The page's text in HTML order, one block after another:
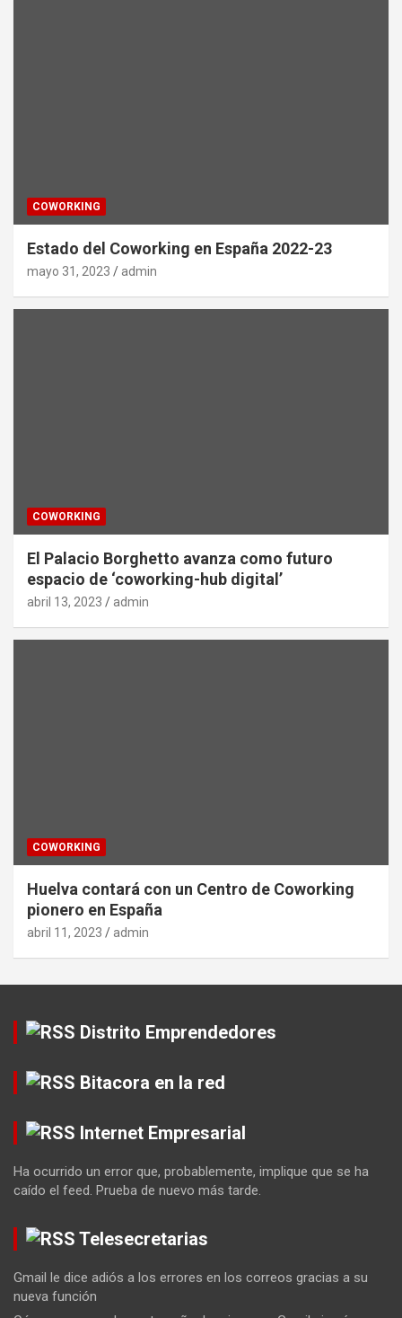
COWORKING
Estado del Coworking en España 2022-23
mayo 31, 2023 admin
COWORKING
El Palacio Borghetto avanza como futuro
espacio de ‘coworking-hub digital’
abril 13, 2023 admin
COWORKING
Huelva contará con un Centro de Coworking
pionero en España
abril 11, 2023 admin
Distrito Emprendedores
Bitacora en la red
Internet Empresarial
Ha ocurrido un error que, probablemente, implique que se ha
caído el feed. Prueba de nuevo más tarde.
Telesecretarias
Gmail le dice adiós a los errores en los correos gracias a su
nueva función